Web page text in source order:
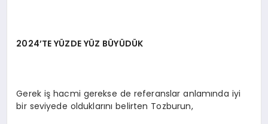
2024’TE YÜZDE YÜZ BÜYÜDÜK
Gerek iş hacmi gerekse de referanslar anlamında iyi
bir seviyede olduklarını belirten Tozburun,